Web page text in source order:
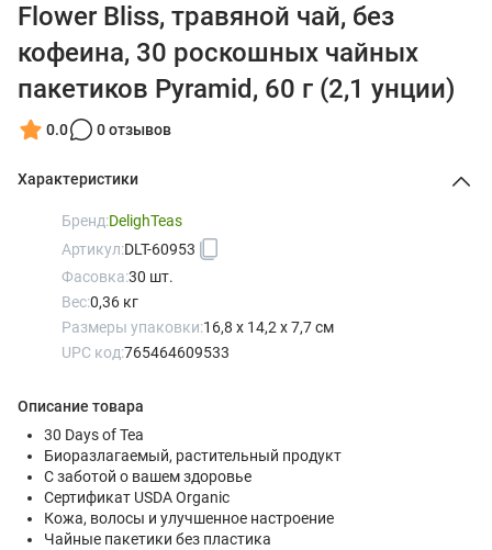
Flower Bliss, травяной чай, без
кофеина, 30 роскошных чайных
пакетиков Pyramid, 60 г (2,1 унции)
0.0 0 отзывов
Характеристики
Бренд:DelighTeas
Артикул:DLT-60953
Фасовка:30 шт.
Вес:0,36 кг
Размеры упаковки:16,8 x 14,2 x 7,7 см
UPC код:765464609533
Описание товара
30 Days of Tea
Биоразлагаемый, растительный продукт
С заботой о вашем здоровье
Сертификат USDA Organic
Кожа, волосы и улучшенное настроение
Чайные пакетики без пластика